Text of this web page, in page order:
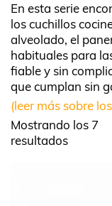
En esta serie
los cuchillos
alveolado, el
habituales para
fiable y sin
que cumplan sin
(leer más sobre
Mostrando los 7
resultados